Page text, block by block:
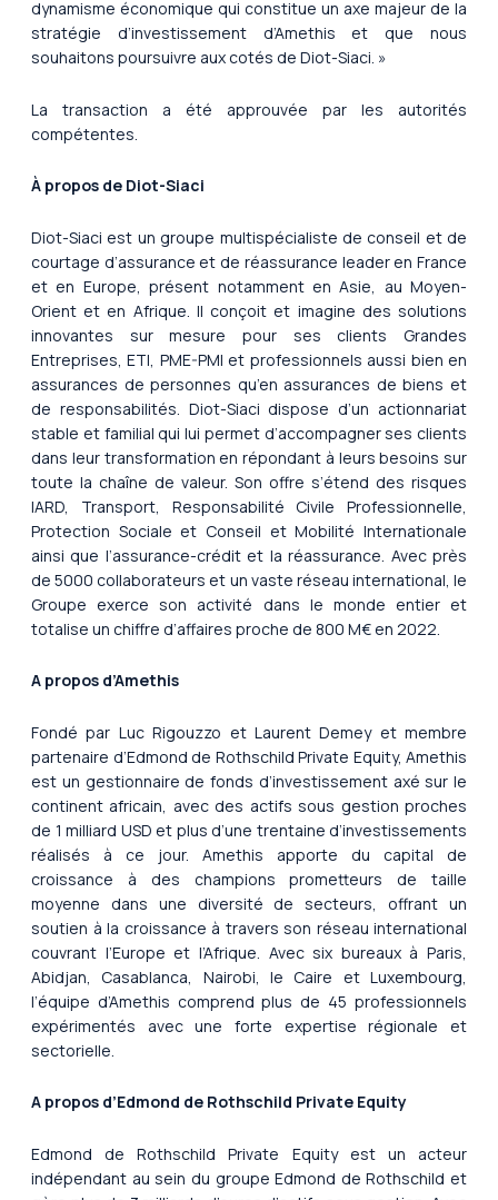
dynamisme économique qui constitue un axe majeur de la
stratégie d’investissement d’Amethis et que nous
souhaitons poursuivre aux cotés de Diot-Siaci. »
La transaction a été approuvée par les autorités
compétentes.
À propos de Diot-Siaci
Diot-Siaci est un groupe multispécialiste de conseil et de
courtage d’assurance et de réassurance leader en France
et en Europe, présent notamment en Asie, au Moyen-
Orient et en Afrique. Il conçoit et imagine des solutions
innovantes sur mesure pour ses clients Grandes
Entreprises, ETI, PME-PMI et professionnels aussi bien en
assurances de personnes qu’en assurances de biens et
de responsabilités. Diot-Siaci dispose d’un actionnariat
stable et familial qui lui permet d’accompagner ses clients
dans leur transformation en répondant à leurs besoins sur
toute la chaîne de valeur. Son offre s’étend des risques
IARD, Transport, Responsabilité Civile Professionnelle,
Protection Sociale et Conseil et Mobilité Internationale
ainsi que l’assurance-crédit et la réassurance. Avec près
de 5000 collaborateurs et un vaste réseau international, le
Groupe exerce son activité dans le monde entier et
totalise un chiffre d’affaires proche de 800 M€ en 2022.
A propos d’Amethis
Fondé par Luc Rigouzzo et Laurent Demey et membre
partenaire d’Edmond de Rothschild Private Equity, Amethis
est un gestionnaire de fonds d’investissement axé sur le
continent africain, avec des actifs sous gestion proches
de 1 milliard USD et plus d’une trentaine d’investissements
réalisés à ce jour. Amethis apporte du capital de
croissance à des champions prometteurs de taille
moyenne dans une diversité de secteurs, offrant un
soutien à la croissance à travers son réseau international
couvrant l’Europe et l’Afrique. Avec six bureaux à Paris,
Abidjan, Casablanca, Nairobi, le Caire et Luxembourg,
l’équipe d’Amethis comprend plus de 45 professionnels
expérimentés avec une forte expertise régionale et
sectorielle.
A propos d’Edmond de Rothschild Private Equity
Edmond de Rothschild Private Equity est un acteur
indépendant au sein du groupe Edmond de Rothschild et